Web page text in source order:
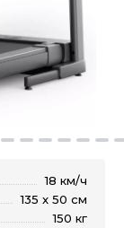
18 км/ч
135 x 50 см
150 кг